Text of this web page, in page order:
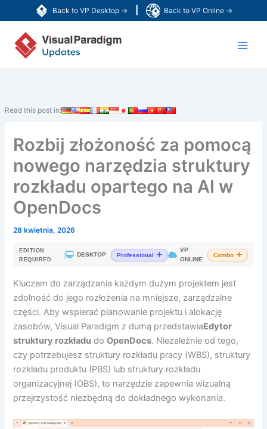
Back to VP Desktop → Back to VP Online →
do
treści
Read this post in:
Rozbij złożoność za pomocą
nowego narzędzia struktury
rozkładu opartego na AI w
OpenDocs
28 kwietnia, 2026
EDITION
REQUIRED
DESKTOP Professional
VP
ONLINE
Combo
Kluczem do zarządzania każdym dużym projektem jest
zdolność do jego rozłożenia na mniejsze, zarządzalne
części. Aby wspierać planowanie projektu i alokację
zasobów, Visual Paradigm z dumą przedstawiaEdytor
struktury rozkładu doOpenDocs. Niezależnie od tego,
czy potrzebujesz struktury rozkładu pracy (WBS), struktury
rozkładu produktu (PBS) lub struktury rozkładu
organizacyjnej (OBS), to narzędzie zapewnia wizualną
przejrzystość niezbędną do dokładnego wykonania.